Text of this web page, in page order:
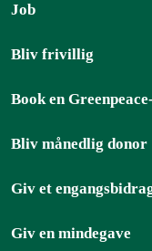
Job
Bliv frivillig
Book en
Bliv månedlig donor
Giv et
Giv en mindegave